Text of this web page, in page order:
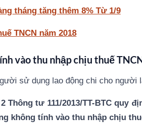
tháng tăng thêm 8% Từ 1/9
TNCN năm 2018
vào thu nhập chịu thuế
sử dụng lao động chi cho người
Thông tư 111/2013/TT-BTC quy
không tính vào thu nhập chịu